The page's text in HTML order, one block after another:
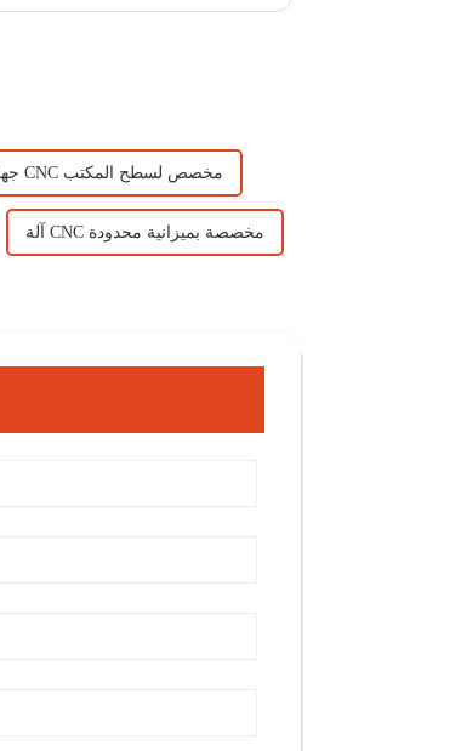
جهاز توجيه CNC مخصص لسطح المكتب
آلة CNC مخصصة بميزانية محدودة